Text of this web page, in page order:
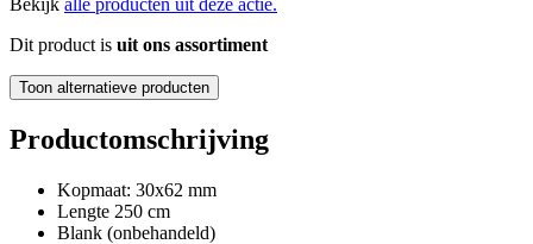
Dit product is uit ons assortiment
Toon alternatieve producten
Productomschrijving
Kopmaat: 30x62 mm
Lengte 250 cm
Blank (onbehandeld)